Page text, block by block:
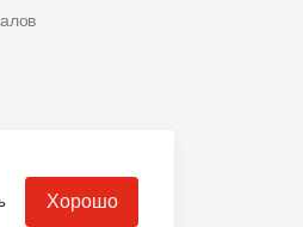
данных
Хорошо